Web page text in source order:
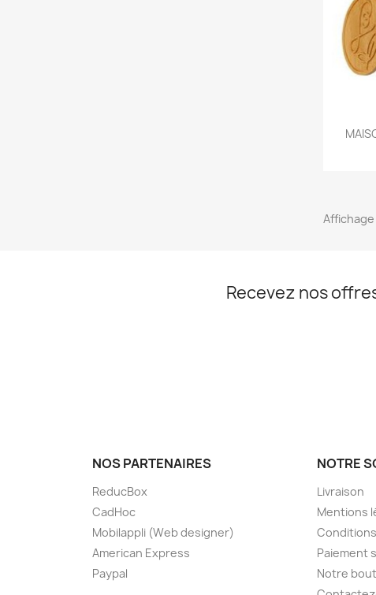
Recevez nos
NOS PARTENAIRES
ReducBox
CadHoc
Mobilappli (Web designer)
American Express
Paypal
NOTRE
Livraison
Mentions
Paiement
Notre